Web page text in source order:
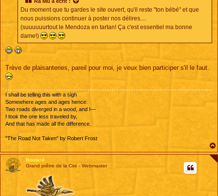
Du moment que tu gardes le site ouvert, qu'il reste "ton bébé" et que
nous puissions continuer à poster nos délires....
(suuuuuurtout le Mendoza en tartan! Ça c'est essentiel ma bonne
dame!)
Trève de plaisanteries, pareil pour moi, je veux bien participer s'il le faut.
I shall be telling this with a sigh
Somewhere ages and ages hence:
Two roads diverged in a wood, and I—
I took the one less traveled by,
And that has made all the difference.
"The Road Not Taken" by Robert Frost
Routard
Grand prêtre de la Cité - Webmaster